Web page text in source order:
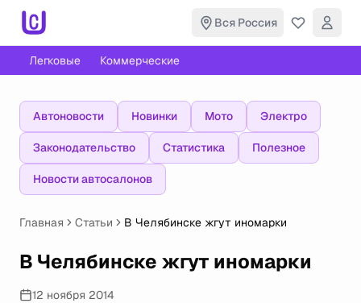
Вся Россия
Легковые Коммерческие
Автоновости Новинки Мото Электро
Законодательство Статистика Полезное
Новости автосалонов
Главная Статьи В Челябинске жгут иномарки
В Челябинске жгут иномарки
12 ноября 2014